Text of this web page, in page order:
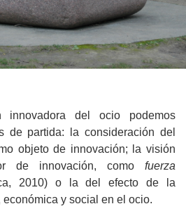
innovadora del ocio podemos
de partida: la consideración del
objeto de innovación; la visión
de innovación, como fuerza
2010) o la del efecto de la
y social en el ocio.